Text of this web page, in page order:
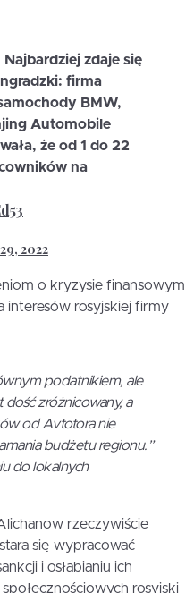
zdaje się
firma
BMW,
Automobile
że ​​od 1 do 22
na
2022
o kryzysie finansowym
interesów rosyjskiej firmy
podatnikiem, ale
zróżnicowany, a
od Avtotora nie
budżetu regionu.”
do lokalnych
rzeczywiście
się wypracować
i osłabianiu ich
rosyjski